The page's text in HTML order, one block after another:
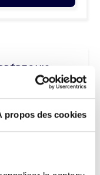
propos des cookies